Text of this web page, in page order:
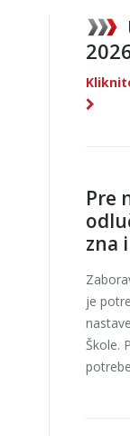
Pre
zna
je
Škole.